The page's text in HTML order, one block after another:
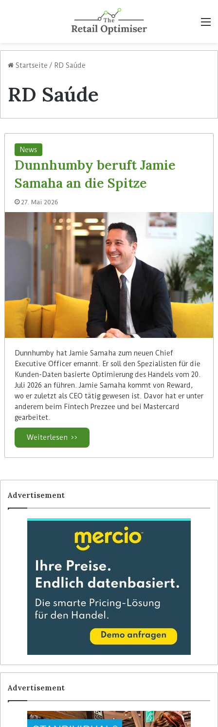
Startseite / RD Saúde
RD Saúde
News
Dunnhumby beruft Jamie
Samaha an die Spitze
27. Mai 2026
Dunnhumby hat Jamie Samaha zum neuen Chief
Executive Officer ernannt. Er soll den Spezialisten für die
Kunden-Daten basierte Optimierung des Handels vom 20.
Juli 2026 an führen. Jamie Samaha kommt von Reward,
wo er zuletzt als CEO tätig gewesen ist. Davor hat er unter
anderem beim Fintech Prezzee und bei Mastercard
gearbeitet.
Weiterlesen >>
Advertisement
Advertisement